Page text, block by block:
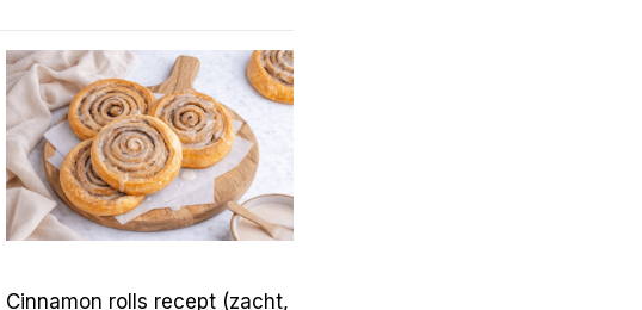
Cinnamon rolls recept (zacht,